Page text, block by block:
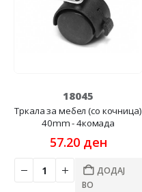
ден.
18045
Тркала за мебел (со кочница)
40mm - 4комада
57.20 ден
ДОДАЈ
ВО